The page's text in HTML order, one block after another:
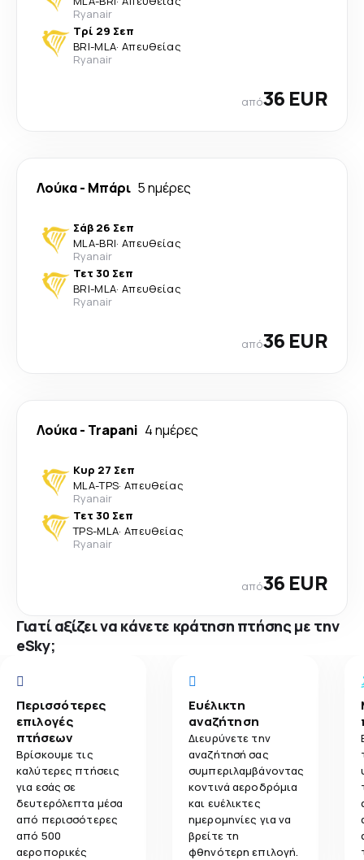
Ryanair
Τρί 29 Σεπ
BRI-MLA· Απευθείας
Ryanair
από36 EUR
Λούκα- Μπάρι 5 ημέρες
Σάβ 26 Σεπ
MLA-BRI· Απευθείας
Ryanair
Τετ 30 Σεπ
BRI-MLA· Απευθείας
Ryanair
από36 EUR
Λούκα- Trapani 4 ημέρες
Κυρ 27 Σεπ
MLA-TPS· Απευθείας
Ryanair
Τετ 30 Σεπ
TPS-MLA· Απευθείας
Ryanair
από36 EUR
Γιατί αξίζει να κάνετε κράτηση πτήσης με την
eSky;
Περισσότερες
επιλογές
πτήσεων
Βρίσκουμε τις
καλύτερες πτήσεις
για εσάς σε
δευτερόλεπτα μέσα
από περισσότερες
από 500
αεροπορικές
Ευέλικτη
αναζήτηση
Διευρύνετε την
αναζήτησή σας
συμπεριλαμβάνοντας
κοντινά αεροδρόμια
και ευέλικτες
ημερομηνίες για να
βρείτε τη
φθηνότερη επιλογή.